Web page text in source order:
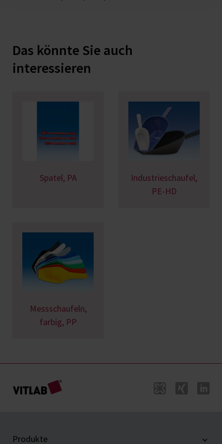
Das könnte Sie auch
interessieren
Spatel, PA
Industrieschaufel,
PE-HD
Messschaufeln,
farbig, PP
Produkte